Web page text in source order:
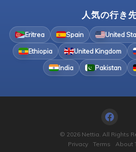
人気の行き
Eritrea Spain United
Ethiopia United Kingdom
India Pakistan
© 2026 Nettia. All Rights
Privacy
Terms About